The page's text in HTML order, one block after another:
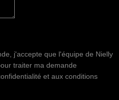
j'accepte que l'équipe de Nielly
traiter ma demande
et aux conditions